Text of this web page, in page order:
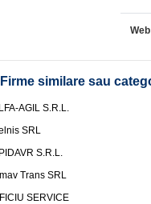
Web
Firme similare sau
AGIL S.R.L.
SRL
S.R.L.
Trans SRL
SERVICE